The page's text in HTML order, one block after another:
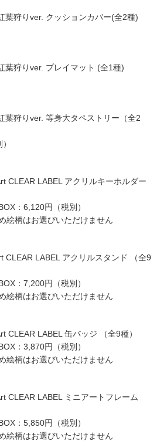
葉狩りver. クッションカバー(全2種)
葉狩りver. プレイマット (全1種)
葉狩りver. 等身大タペストリー（全2
CLEAR LABEL アクリルキーホルダー
：6,120円（税別）
絵柄はお選びいただけません
CLEAR LABEL アクリルスタンド （全9
：7,200円（税別）
絵柄はお選びいただけません
CLEAR LABEL 缶バッジ （全9種）
：3,870円（税別）
絵柄はお選びいただけません
CLEAR LABEL ミニアートフレーム
：5,850円（税別）
絵柄はお選びいただけません